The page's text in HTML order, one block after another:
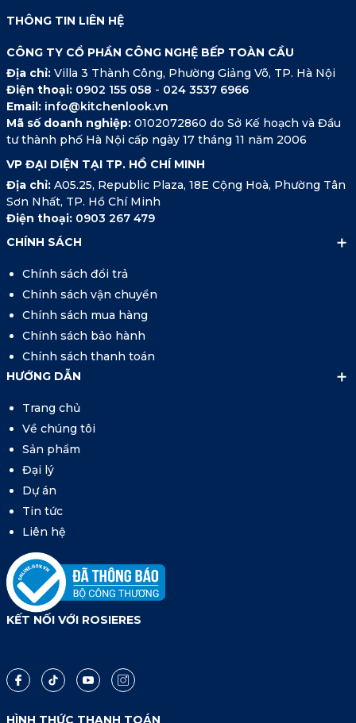
THÔNG TIN LIÊN HỆ
CÔNG TY CỔ PHẦN CÔNG NGHỆ BẾP TOÀN CẦU
Địa chỉ: Villa 3 Thành Công, Phường Giảng Võ, TP. Hà Nội
Điện thoại: 0902 155 058 - 024 3537 6966
Email: info@kitchenlook.vn
Mã số doanh nghiệp:0102072860 do Sở Kế hoạch và Đầu
tư thành phố Hà Nội cấp ngày 17 tháng 11 năm 2006
VP ĐẠI DIỆN TẠI TP. HỒ CHÍ MINH
Địa chỉ: A05.25, Republic Plaza, 18E Cộng Hoà, Phường Tân
Sơn Nhất, TP. Hồ Chí Minh
Điện thoại: 0903 267 479
CHÍNH SÁCH
Chính sách đổi trả
Chính sách vận chuyển
Chính sách mua hàng
Chính sách bảo hành
Chính sách thanh toán
HƯỚNG DẪN
Trang chủ
Về chúng tôi
Sản phẩm
Đại lý
Dự án
Tin tức
Liên hệ
KẾT NỐI VỚI ROSIERES
HÌNH THỨC THANH TOÁN